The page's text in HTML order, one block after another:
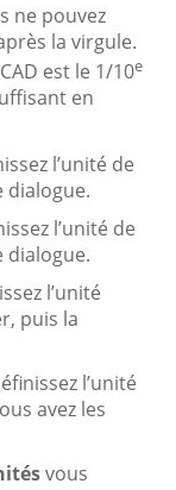
ne pouvez
la virgule.
est le 1/10e
en
l’unité de
dialogue.
l’unité de
dialogue.
l’unité
puis la
l’unité
avez les
vous